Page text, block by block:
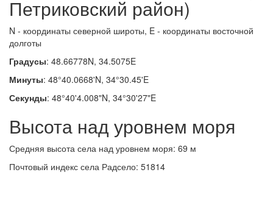
Петриковский район)
N - координаты северной широты, E - координаты восточной
долготы
Градусы: 48.66778N, 34.5075E
Минуты: 48°40.0668'N, 34°30.45'E
Секунды: 48°40'4.008"N, 34°30'27"E
Высота над уровнем моря
Средняя высота села над уровнем моря: 69 м
Почтовый индекс села Радсело: 51814